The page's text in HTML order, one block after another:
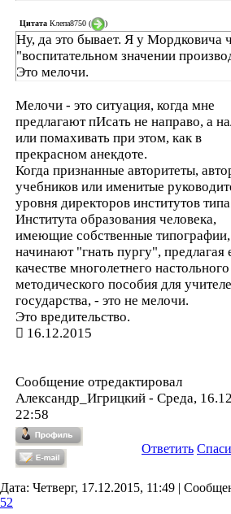
Цитата Клепа8750 ( )
Ну, да это бывает. Я у Мордковича
"воспитательном значении
Это мелочи.
Мелочи - это ситуация, когда мне
предлагают пИсать не направо, а
или помахивать при этом, как в
прекрасном анекдоте.
Когда признанные авторитеты,
учебников или именитые
уровня директоров институтов типа
Института образования человека,
имеющие собственные типографии,
начинают "гнать пургу", предлагая
качестве многолетнего настольного
методического пособия для
государства, - это не мелочи.
Это вредительство.
16.12.2015
Сообщение отредактировал
Александр_Игрицкий - Среда,
22:58
Ответить
Дата: Четверг, 17.12.2015, 11:49 |
52